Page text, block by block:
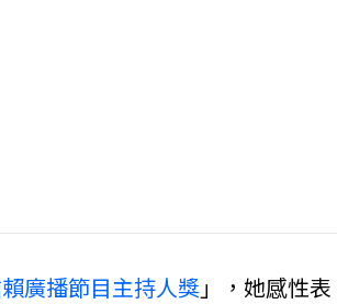
廣播節目主持人獎」，她感性表